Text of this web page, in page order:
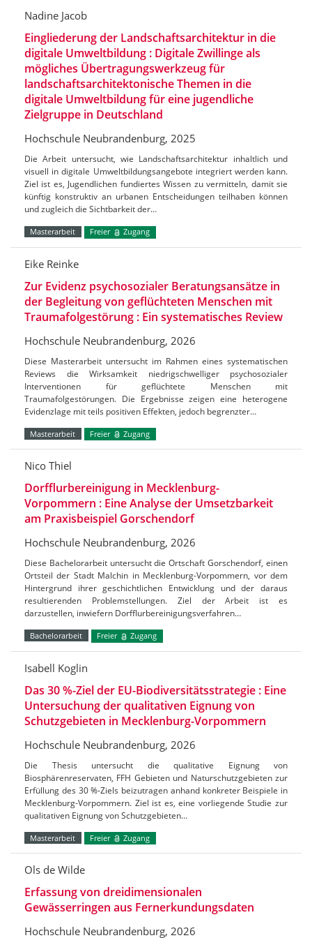
Nadine Jacob
Eingliederung der Landschaftsarchitektur in die
digitale Umweltbildung : Digitale Zwillinge als
mögliches Übertragungswerkzeug für
landschaftsarchitektonische Themen in die
digitale Umweltbildung für eine jugendliche
Zielgruppe in Deutschland
Hochschule Neubrandenburg, 2025
Die Arbeit untersucht, wie Landschaftsarchitektur inhaltlich und
visuell in digitale Umweltbildungsangebote integriert werden kann.
Ziel ist es, Jugendlichen fundiertes Wissen zu vermitteln, damit sie
künftig konstruktiv an urbanen Entscheidungen teilhaben können
und zugleich die Sichtbarkeit der…
Masterarbeit Freier Zugang
Eike Reinke
Zur Evidenz psychosozialer Beratungsansätze in
der Begleitung von geflüchteten Menschen mit
Traumafolgestörung : Ein systematisches Review
Hochschule Neubrandenburg, 2026
Diese Masterarbeit untersucht im Rahmen eines systematischen
Reviews die Wirksamkeit niedrigschwelliger psychosozialer
Interventionen für geflüchtete Menschen mit
Traumafolgestörungen. Die Ergebnisse zeigen eine heterogene
Evidenzlage mit teils positiven Effekten, jedoch begrenzter…
Masterarbeit Freier Zugang
Nico Thiel
Dorfflurbereinigung in Mecklenburg-
Vorpommern : Eine Analyse der Umsetzbarkeit
am Praxisbeispiel Gorschendorf
Hochschule Neubrandenburg, 2026
Diese Bachelorarbeit untersucht die Ortschaft Gorschendorf, einen
Ortsteil der Stadt Malchin in Mecklenburg-Vorpommern, vor dem
Hintergrund ihrer geschichtlichen Entwicklung und der daraus
resultierenden Problemstellungen. Ziel der Arbeit ist es
darzustellen, inwiefern Dorfflurbereinigungsverfahren…
Bachelorarbeit Freier Zugang
Isabell Koglin
Das 30 %-Ziel der EU-Biodiversitätsstrategie : Eine
Untersuchung der qualitativen Eignung von
Schutzgebieten in Mecklenburg-Vorpommern
Hochschule Neubrandenburg, 2026
Die Thesis untersucht die qualitative Eignung von
Biosphärenreservaten, FFH Gebieten und Naturschutzgebieten zur
Erfüllung des 30 %-Ziels beizutragen anhand konkreter Beispiele in
Mecklenburg-Vorpommern. Ziel ist es, eine vorliegende Studie zur
qualitativen Eignung von Schutzgebieten…
Masterarbeit Freier Zugang
Ols de Wilde
Erfassung von dreidimensionalen
Gewässerringen aus Fernerkundungsdaten
Hochschule Neubrandenburg, 2026